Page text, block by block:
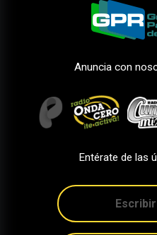
Anuncia con
Entérate de las